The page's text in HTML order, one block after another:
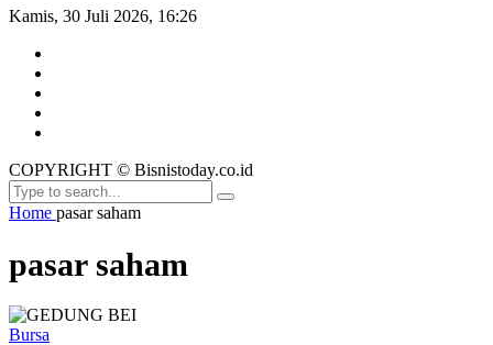
Kamis, 30 Juli 2026, 16:26
COPYRIGHT © Bisnistoday.co.id
Home pasar saham
pasar saham
Bursa